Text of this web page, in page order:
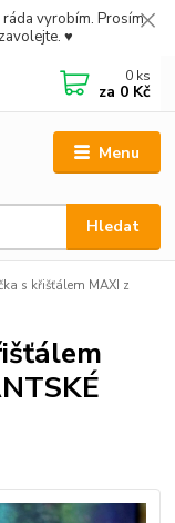
vyrobím. Prosím
♥
Menu
Hledat
0 ks
za 0 Kč
s křišťálem MAXI z